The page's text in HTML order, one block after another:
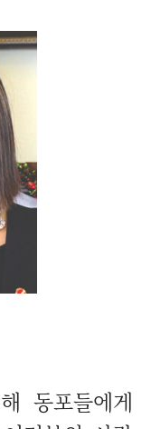
동포들에게